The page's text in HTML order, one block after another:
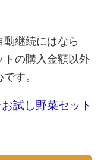
継続にはなら
トの購入金額以外
す。
試し野菜セット